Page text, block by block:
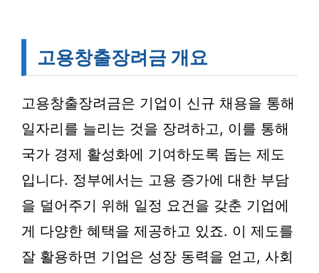
고용창출장려금 개요
고용창출장려금은 기업이 신규 채용을 통해
일자리를 늘리는 것을 장려하고, 이를 통해
국가 경제 활성화에 기여하도록 돕는 제도
입니다. 정부에서는 고용 증가에 대한 부담
을 덜어주기 위해 일정 요건을 갖춘 기업에
게 다양한 혜택을 제공하고 있죠. 이 제도를
잘 활용하면 기업은 성장 동력을 얻고, 사회